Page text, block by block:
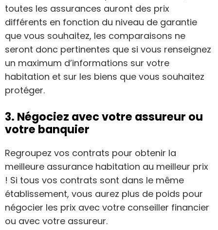
toutes les assurances auront des prix
différents en fonction du niveau de garantie
que vous souhaitez, les comparaisons ne
seront donc pertinentes que si vous renseignez
un maximum d’informations sur votre
habitation et sur les biens que vous souhaitez
protéger.
3. Négociez avec votre assureur ou
votre banquier
Regroupez vos contrats pour obtenir la
meilleure assurance habitation au meilleur prix
! Si tous vos contrats sont dans le même
établissement, vous aurez plus de poids pour
négocier les prix avec votre conseiller financier
ou avec votre assureur.